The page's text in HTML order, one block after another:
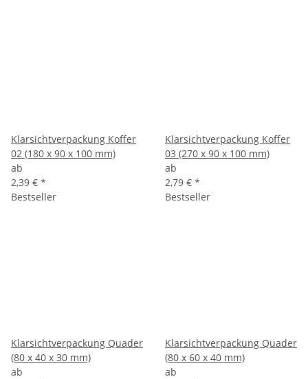
Klarsichtverpackung Koffer
02 (180 x 90 x 100 mm)
ab
2,39 € *
Klarsichtverpackung Koffer
03 (270 x 90 x 100 mm)
ab
2,79 € *
Bestseller
Klarsichtverpackung Quader
(80 x 40 x 30 mm)
ab
Bestseller
Klarsichtverpackung Quader
(80 x 60 x 40 mm)
ab